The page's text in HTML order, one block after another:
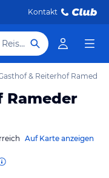
Kontakt
Hotel, Reiseziel
& Reiterhof Rameder
Rameder
Auf Karte anzeigen